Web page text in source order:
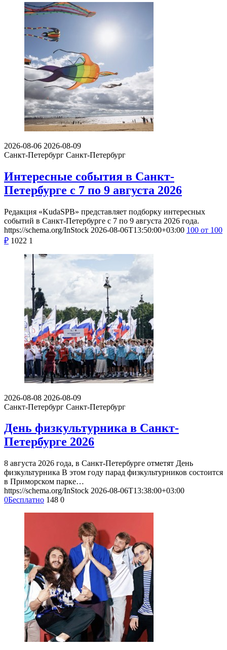
2026-08-06 2026-08-09
Санкт-Петербург Санкт-Петербург
Интересные события в Санкт-
Петербурге с 7 по 9 августа 2026
Редакция «KudaSPB» представляет подборку интересных
событий в Санкт-Петербурге с 7 по 9 августа 2026 года.
https://schema.org/InStock 2026-08-06T13:50:00+03:00 100 от 100
₽ 1022 1
2026-08-08 2026-08-09
Санкт-Петербург Санкт-Петербург
День физкультурника в Санкт-
Петербурге 2026
8 августа 2026 года, в Санкт-Петербурге отметят День
физкультурника В этом году парад физкультурников состоится
в Приморском парке…
https://schema.org/InStock 2026-08-06T13:38:00+03:00
0Бесплатно 148 0